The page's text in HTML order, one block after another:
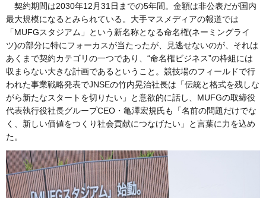
契約期間は2030年12月31日までの5年間。金額は非公表だが国内
最大規模になるとみられている。大手マスメディアの報道では
「MUFGスタジアム」という新名称となる命名権(ネーミングライ
ツ)の部分に特にフォーカスが当たったが、見逃せないのが、それは
あくまで契約カテゴリの一つであり、“命名権ビジネス”の枠組には
収まらない大きな計画であるということ。競技場のフィールドで行
われた事業戦略発表でJNSEの竹内晃治社長は「伝統と格式を残しな
がら新たなスタートを切りたい」と意欲的に話し、MUFGの取締役
代表執行役社長グループCEO・亀澤宏規氏も「名前の問題だけでな
く、新しい価値をつくり社会貢献につなげたい」と言葉に力を込め
た。